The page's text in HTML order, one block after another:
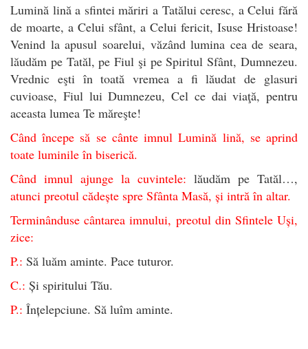
Lumină lină a sfintei măriri a Tatălui ceresc, a Celui fără
de moarte, a Celui sfânt, a Celui fericit, Isuse Hristoase!
Venind la apusul soarelui, văzând lumina cea de seara,
lăudăm pe Tatăl, pe Fiul şi pe Spiritul Sfânt, Dumnezeu.
Vrednic eşti în toată vremea a fi lăudat de glasuri
cuvioase, Fiul lui Dumnezeu, Cel ce dai viaţă, pentru
aceasta lumea Te măreşte!
Când începe să se cânte imnul Lumină lină, se aprind
toate luminile în biserică.
Când imnul ajunge la cuvintele: lăudăm pe Tatăl…,
atunci preotul cădește spre Sfânta Masă, și intră în altar.
Terminânduse cântarea imnului, preotul din Sfintele Uși,
zice:
P.: Să luăm aminte. Pace tuturor.
C.: Și spiritului Tău.
P.: Înțelepciune. Să luîm aminte.